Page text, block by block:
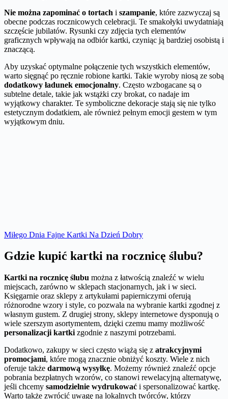
Nie można zapominać o tortach i szampanie, które zazwyczaj są
obecne podczas rocznicowych celebracji. Te smakołyki uwydatniają
szczęście jubilatów. Rysunki czy zdjęcia tych elementów
graficznych wpływają na odbiór kartki, czyniąc ją bardziej osobistą i
znaczącą.
Aby uzyskać optymalne połączenie tych wszystkich elementów,
warto sięgnąć po ręcznie robione kartki. Takie wyroby niosą ze sobą
dodatkowy ładunek emocjonalny. Często wzbogacane są o
subtelne detale, takie jak wstążki czy brokat, co nadaje im
wyjątkowy charakter. Te symboliczne dekoracje stają się nie tylko
estetycznym dodatkiem, ale również pełnym emocji gestem w tym
wyjątkowym dniu.
Miłego Dnia Fajne Kartki Na Dzień Dobry
Gdzie kupić kartki na rocznicę ślubu?
Kartki na rocznicę ślubu można z łatwością znaleźć w wielu
miejscach, zarówno w sklepach stacjonarnych, jak i w sieci.
Księgarnie oraz sklepy z artykułami papierniczymi oferują
różnorodne wzory i style, co pozwala na wybranie kartki zgodnej z
własnym gustem. Z drugiej strony, sklepy internetowe dysponują o
wiele szerszym asortymentem, dzięki czemu mamy możliwość
personalizacji kartki zgodnie z naszymi potrzebami.
Dodatkowo, zakupy w sieci często wiążą się z atrakcyjnymi
promocjami, które mogą znacznie obniżyć koszty. Wiele z nich
oferuje także darmową wysyłkę. Możemy również znaleźć opcje
pobrania bezpłatnych wzorów, co stanowi rewelacyjną alternatywę,
jeśli chcemy samodzielnie wydrukować i spersonalizować kartkę.
Warto także zwrócić uwagę na lokalnych twórców, którzy